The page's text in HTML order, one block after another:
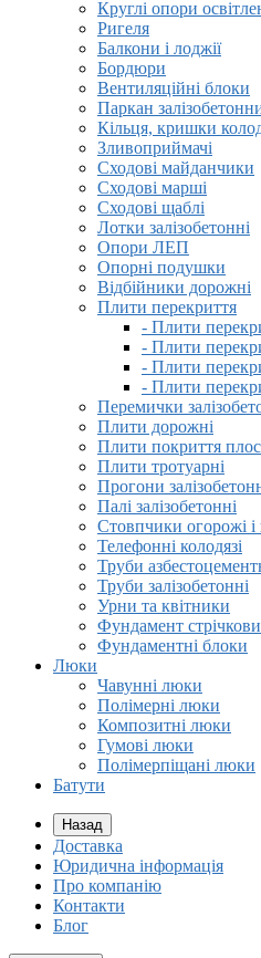
Круглі опори
Ригеля
Балкони і лоджії
Бордюри
Вентиляційні блоки
Паркан
Кільця, кришки
Зливоприймачі
Сходові майданчики
Сходові марші
Сходові щаблі
Лотки залізобетонні
Опори ЛЕП
Опорні подушки
Відбійники дорожні
Плити перекриття
- Плити
- Плити
- Плити
- Плити
Перемички
Плити дорожні
Плити покриття
Плити тротуарні
Прогони
Палі залізобетонні
Стовпчики огорожі і
Телефонні колодязі
Труби
Труби залізобетонні
Урни та квітники
Фундамент
Фундаментні блоки
Люки
Чавунні люки
Полімерні люки
Композитні люки
Гумові люки
Полімерпіщані люки
Батути
Назад
Доставка
Юридична інформація
Про компанію
Контакти
Блог